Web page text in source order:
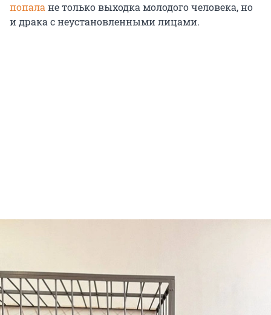
попала не только выходка молодого человека, но
и драка с неустановленными лицами.